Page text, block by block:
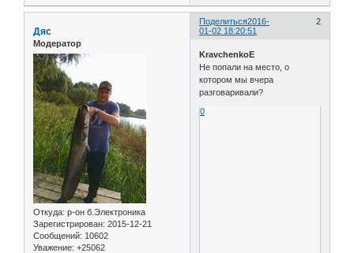
Поделиться 2
2016-
01-02 18:20:51
Дяс
Модератор
Откуда: р-он б.Электроника
Зарегистрирован: 2015-12-21
Сообщений: 10602
Уважение: +25062
KravchenkoE
Не попали на место, о
котором мы вчера
разговаривали?
0